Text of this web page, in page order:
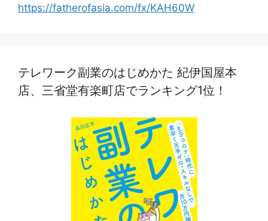
https://fatherofasia.com/fx/KAH60W
テレワーク副業のはじめかた 紀伊国屋本
店、三省堂有楽町店でランキング1位！